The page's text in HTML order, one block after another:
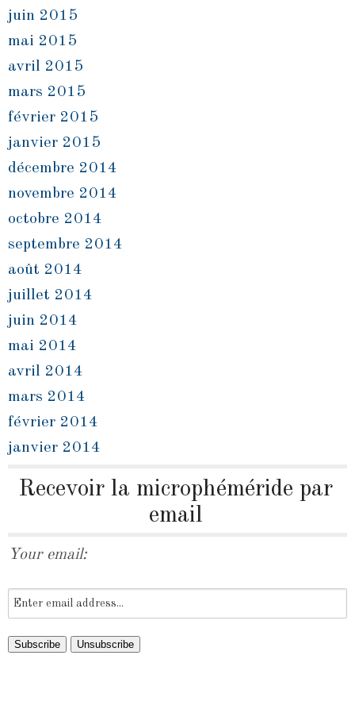
juin 2015
mai 2015
avril 2015
mars 2015
février 2015
janvier 2015
décembre 2014
novembre 2014
octobre 2014
septembre 2014
août 2014
juillet 2014
juin 2014
mai 2014
avril 2014
mars 2014
février 2014
janvier 2014
Recevoir la microphéméride par
email
Your email: